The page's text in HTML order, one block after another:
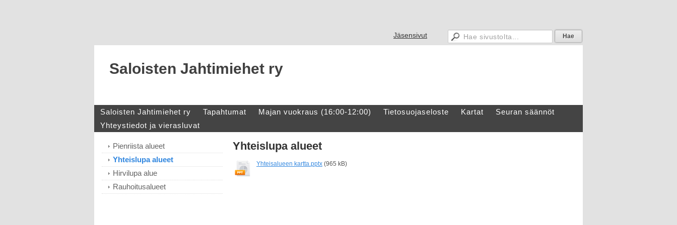
Jäsensivut
Saloisten Jahtimiehet ry
Saloisten Jahtimiehet ry Tapahtumat Majan vuokraus (16:00-12:00) Tietosuojaseloste Kartat
Seuran säännöt
Yhteystiedot ja vierasluvat
Yhteislupa alueet
Yhteisalueen kartta.pptx (965 kB)
Pienriista alueet
Yhteislupa alueet
Hirvilupa alue
Rauhoitusalueet